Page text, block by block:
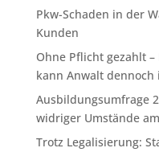
Pkw-Schaden in der
Kunden
Ohne Pflicht gezahlt
kann Anwalt dennoch
Ausbildungsumfrage
widriger Umstände
Trotz Legalisierung: